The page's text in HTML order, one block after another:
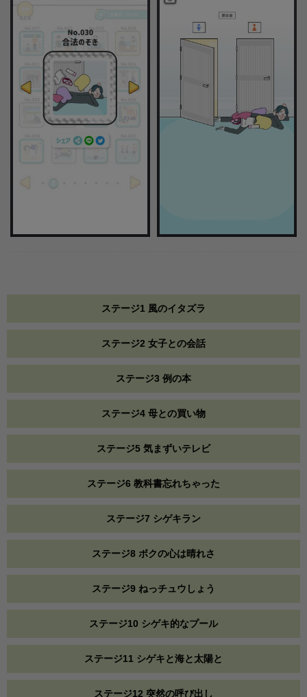
ステージ1 風のイタズラ
ステージ2 女子との会話
ステージ3 例の本
ステージ4 母との買い物
ステージ5 気まずいテレビ
ステージ6 教科書忘れちゃった
ステージ7 シゲキラン
ステージ8 ボクの心は晴れさ
ステージ9 ねっチュウしょう
ステージ10 シゲキ的なプール
ステージ11 シゲキと海と太陽と
ステージ12 突然の呼び出し